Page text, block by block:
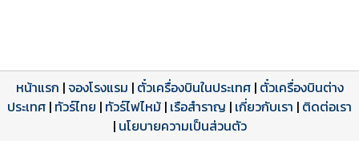
โปรแกรมทัวร์
ดาวน์โหลด PDF
รีวิวลูกค้าจริง
รีวิวจาก eTravelWay
เปิดหน้าเต็ม
ใบอนุญาตนำเที่ยว
เลขที่ 11/11450
เปิดหน้าเต็ม
หน้าแรก |จองโรงแรม | ตั๋วเครื่องบินในประเทศ| ตั๋วเครื่องบินต่าง
ประเทศ | ทัวร์ไทย | ทัวร์ไฟไหม้ | เรือสำราญ | เกี่ยวกับเรา | ติดต่อเรา
| นโยบายความเป็นส่วนตัว